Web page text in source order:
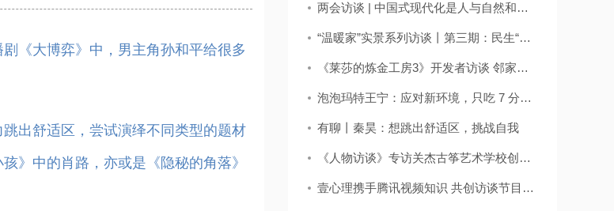
《大博弈》中，男主角孙和平给很多
出舒适区，尝试演绎不同类型的题材
》中的肖路，亦或是《隐秘的角落》
两会访谈 | 中国式现代化是人与自然和谐共生的现代化——访全国政协委员、中国工程院院士、生态环境部环境规划院院长王金南
“温暖家”实景系列访谈丨第三期：民生“小确幸” 汇聚大幸福
《莱莎的炼金工房3》开发者访谈 邻家少女初长成
泡泡玛特王宁：应对新环境，只吃 7 分饱丨新新访谈
有聊丨秦昊：想跳出舒适区，挑战自我
《人物访谈》专访关杰古筝艺术学校创始人关杰
壹心理携手腾讯视频知识 共创访谈节目《人生七年》上线